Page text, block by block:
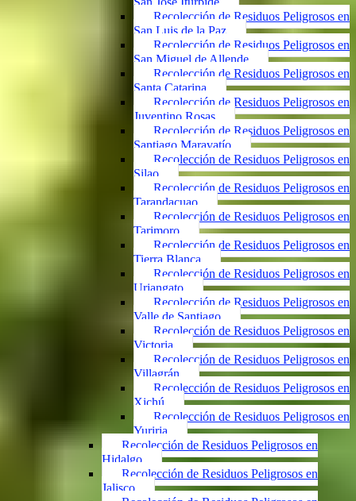
Recolección de Residuos Peligrosos en
San Luis de la Paz
Recolección de Residuos Peligrosos en
San Miguel de Allende
Recolección de Residuos Peligrosos en
Santa Catarina
Recolección de Residuos Peligrosos en
Juventino Rosas
Recolección de Residuos Peligrosos en
Santiago Maravatío
Recolección de Residuos Peligrosos en
Silao
Recolección de Residuos Peligrosos en
Tarandacuao
Recolección de Residuos Peligrosos en
Tarimoro
Recolección de Residuos Peligrosos en
Tierra Blanca
Recolección de Residuos Peligrosos en
Uriangato
Recolección de Residuos Peligrosos en
Valle de Santiago
Recolección de Residuos Peligrosos en
Victoria
Recolección de Residuos Peligrosos en
Villagrán
Recolección de Residuos Peligrosos en
Xichú
Recolección de Residuos Peligrosos en
Yuriria
Recolección de Residuos Peligrosos en
Hidalgo
Recolección de Residuos Peligrosos en
Jalisco